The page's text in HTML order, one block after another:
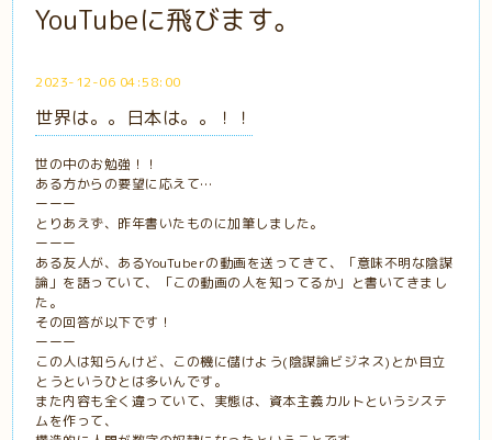
YouTubeに飛びます。
2023-12-06 04:58:00
世界は。。日本は。。！！
世の中のお勉強！！
ある方からの要望に応えて…
ーーー
とりあえず、昨年書いたものに加筆しました。
ーーー
ある友人が、あるYouTuberの動画を送ってきて、「意味不明な陰謀
論」を語っていて、「この動画の人を知ってるか」と書いてきまし
た。
その回答が以下です！
ーーー
この人は知らんけど、この機に儲けよう(陰謀論ビジネス)とか目立
とうというひとは多いんです。
また内容も全く違っていて、実態は、資本主義カルトというシステ
ムを作って、